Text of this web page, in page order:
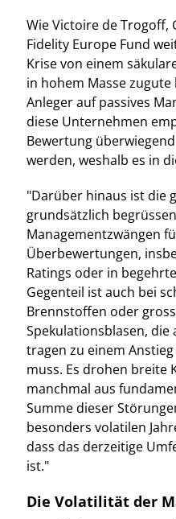
Wie Victoire de Trogoff,
Fidelity Europe Fund
Krise von einem
in hohem Masse
Anleger auf passives
diese Unternehmen
Bewertung
werden, weshalb es in
"Darüber hinaus ist die
grundsätzlich
Managementzwängen
Überbewertungen,
Ratings oder in
Gegenteil ist auch bei
Brennstoffen oder
Spekulationsblasen,
tragen zu einem
muss. Es drohen breite
manchmal aus
Summe dieser
besonders volatilen
dass das derzeitige
ist."
Die Volatilität der